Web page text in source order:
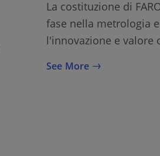
La costituzione di
fase nella metrologia
l'innovazione e valore
See More